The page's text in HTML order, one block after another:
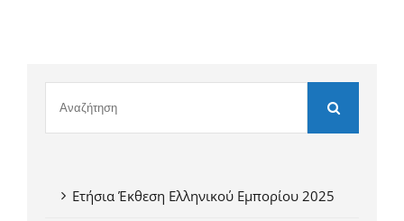
Ετήσια Έκθεση Ελληνικού Εμπορίου 2025